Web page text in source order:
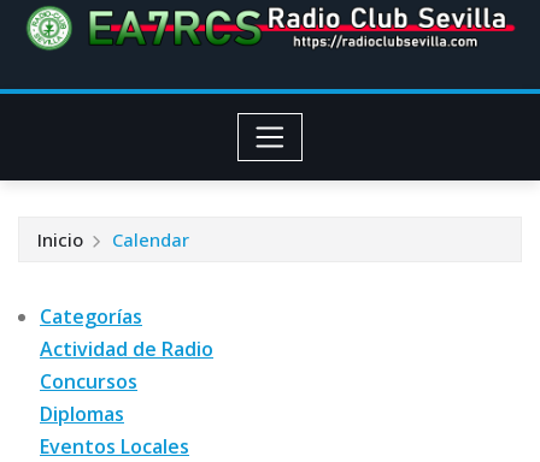
Inicio Calendar
Categorías
Actividad de Radio
Concursos
Diplomas
Eventos Locales